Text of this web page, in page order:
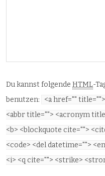
Du kannst folgende HTML-
benutzen:
<a href="" title="">
<abbr title=""> <acronym
<b> <blockquote cite="">
<code> <del datetime="">
<i> <q cite=""> <strike>